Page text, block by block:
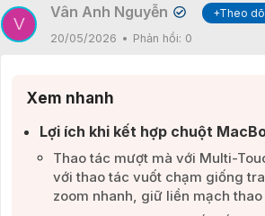
V
Vân Anh Nguyễn ✔
+Theo
20/05/2026
Phản hồi: 0
Xem nhanh
Lợi ích khi kết hợp chuột
Thao tác mượt mà với Multi-
với thao tác vuốt chạm giống
zoom nhanh, giữ liền mạch